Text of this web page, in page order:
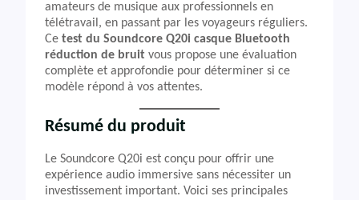
amateurs de musique aux professionnels en
télétravail, en passant par les voyageurs réguliers.
Ce test du Soundcore Q20i casque Bluetooth
réduction de bruit vous propose une évaluation
complète et approfondie pour déterminer si ce
modèle répond à vos attentes.
Résumé du produit
Le Soundcore Q20i est conçu pour offrir une
expérience audio immersive sans nécessiter un
investissement important. Voici ses principales